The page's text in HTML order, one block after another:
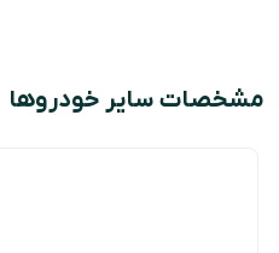
مشخصات سایر خودروها